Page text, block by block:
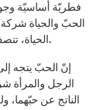
فطريّة أساسيّة
الحبّ والحياة
الحياة، تتصف بالوحدة والديمومة والحبّ والأمانة.
إنّ الحبّ يتجه
الرجل والمرأة
الناتج عن حبّهما،